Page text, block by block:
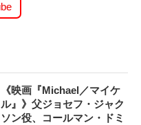
《映画『Michael／マイケ
ル』》父ジョセフ・ジャク
ソン役、コールマン・ドミ